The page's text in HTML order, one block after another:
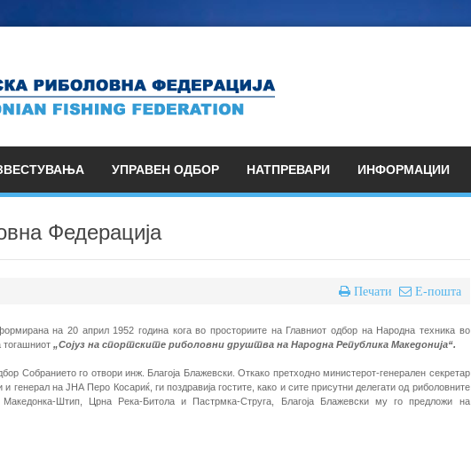
УПРАВЕН ОДБОР НАТПРЕВАРИ ИНФОРМАЦИИ
Федерација
Печати Е-пошта
на 20 април 1952 година кога во просториите на Главниот одбор на Народна техника во
тогашниот „Сојуз на спортските риболовни друштва на Народна Република Македонија“.
Собранието го отвори инж. Благоја Блажевски. Откако претходно министерот-генерален секретар
генерал на ЈНА Перо Косариќ, ги поздравија гостите, како и сите присутни делегати од риболовните
Штип, Црна Река-Битола и Пастрмка-Струга , Благоја Блажевски му го предложи на